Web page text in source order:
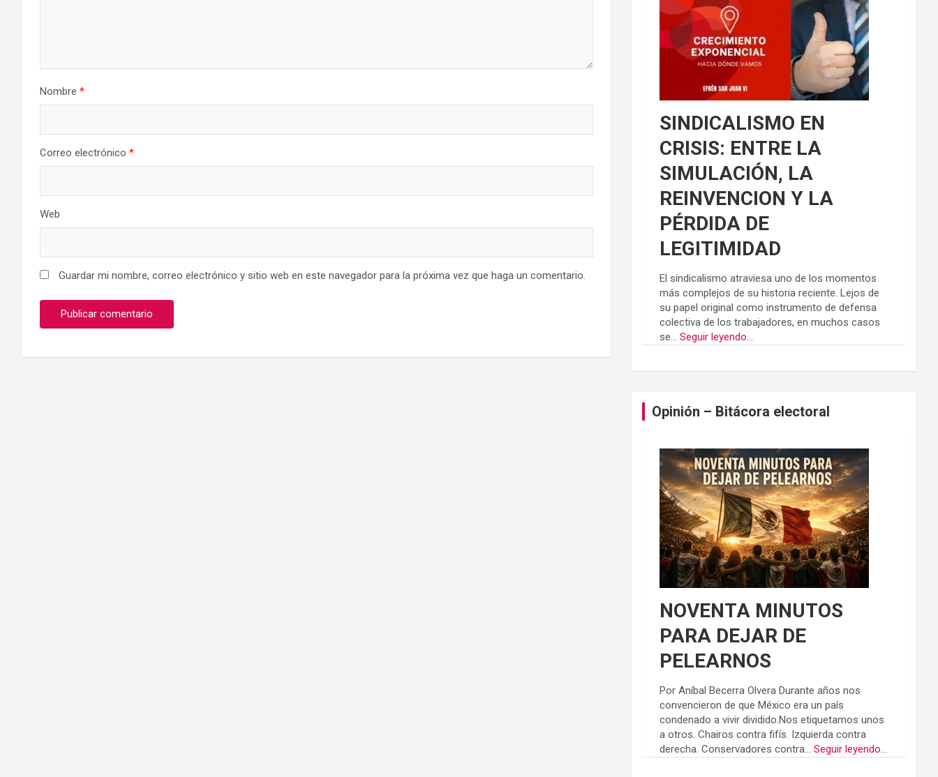
Nombre *
Correo electrónico *
Web
Guardar mi nombre, correo electrónico y sitio web en este navegador para la próxima vez que haga un comentario.
SINDICALISMO EN
CRISIS: ENTRE LA
SIMULACIÓN, LA
REINVENCION Y LA
PÉRDIDA DE
LEGITIMIDAD
El sindicalismo atraviesa uno de los momentos
más complejos de su historia reciente. Lejos de
su papel original como instrumento de defensa
colectiva de los trabajadores, en muchos casos
se...Seguir leyendo...
Opinión – Bitácora electoral
NOVENTA MINUTOS
PARA DEJAR DE
PELEARNOS
Por Aníbal Becerra Olvera Durante años nos
convencieron de que México era un país
condenado a vivir dividido.Nos etiquetamos unos
a otros. Chairos contra fifís. Izquierda contra
derecha. Conservadores contra...Seguir leyendo...